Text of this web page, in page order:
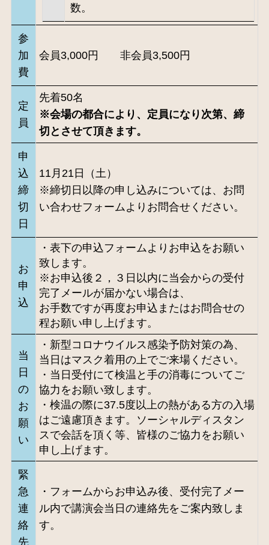
数。
参
加
費
会員3,000円 非会員3,500円
定
員
先着50名
※会場の都合により、定員になり次第、締
切とさせて頂きます。
申
込
締
切
日
11月21日（土）
※締切日以降の申し込みについては、お問
い合わせフォームよりお問合せください。
お
申
込
・表下の申込フォームよりお申込をお願い
致します。
※お申込後２，３日以内に当会からの受付
完了メールが届かない場合は、
お手数ですが再度お申込またはお問合せの
程お願い申し上げます。
当
日
の
お
願
い
・新型コロナウイルス感染予防対策の為、
当日はマスク着用の上でご来場ください。
・当日受付にて検温と手の消毒についてご
協力をお願い致します。
・検温の際に37.5度以上の熱がある方の入場
はご遠慮頂きます。ソーシャルディスタン
スで会話を頂く等、皆様のご協力をお願い
申し上げます。
緊
急
連
絡
先
・フォームからお申込み後、受付完了メー
ル内で講演会当日の連絡先をご案内致しま
す。